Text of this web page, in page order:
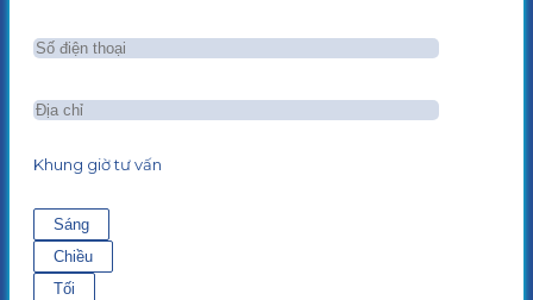
Khung giờ tư vấn
Sáng
Chiều
Tối